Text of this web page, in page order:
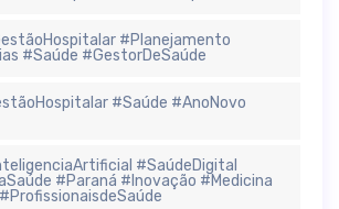
#Planejamento
#Saúde #GestorDeSaúde
#Saúde #AnoNovo
#SaúdeDigital
#Paraná #Inovação #Medicina